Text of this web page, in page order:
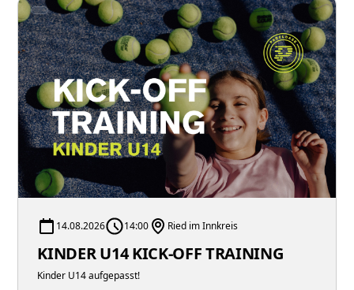
14.08.2026 14:00 Ried im Innkreis
KINDER U14 KICK-OFF TRAINING
Kinder U14 aufgepasst!